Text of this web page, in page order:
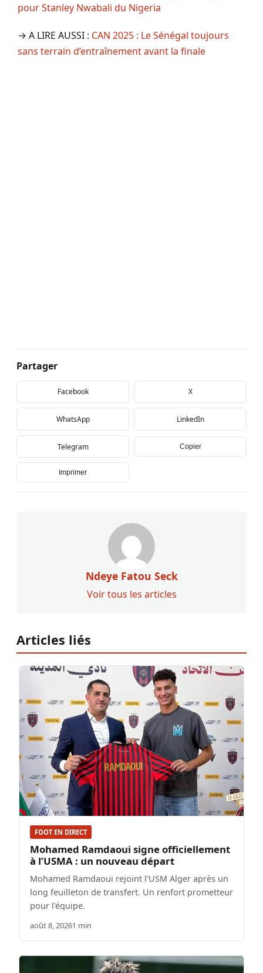
pour Stanley Nwabali du Nigeria
→ A LIRE AUSSI : CAN 2025 : Le Sénégal toujours
sans terrain d’entraînement avant la finale
Partager
Facebook X
WhatsApp LinkedIn
Telegram Copier
Imprimer
Ndeye Fatou Seck
Voir tous les articles
Articles liés
FOOT EN DIRECT
Mohamed Ramdaoui signe officiellement
à l’USMA : un nouveau départ
Mohamed Ramdaoui rejoint l'USM Alger après un
long feuilleton de transfert. Un renfort prometteur
pour l'équipe.
août 8, 20261 min